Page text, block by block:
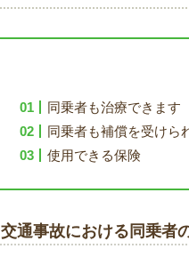
同乗者も治療できます
同乗者も補償を受けら
使用できる保険
交通事故における同乗者